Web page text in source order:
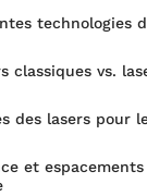
technologies
classiques vs.
des lasers pour
et